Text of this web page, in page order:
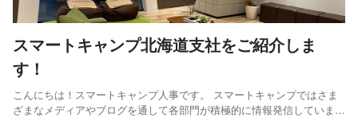
スマートキャンプ北海道支社をご紹介しま
す！
こんにちは！スマートキャンプ人事です。 スマートキャンプではさま
ざまなメディアやブログを通して各部門が積極的に情報発信していま